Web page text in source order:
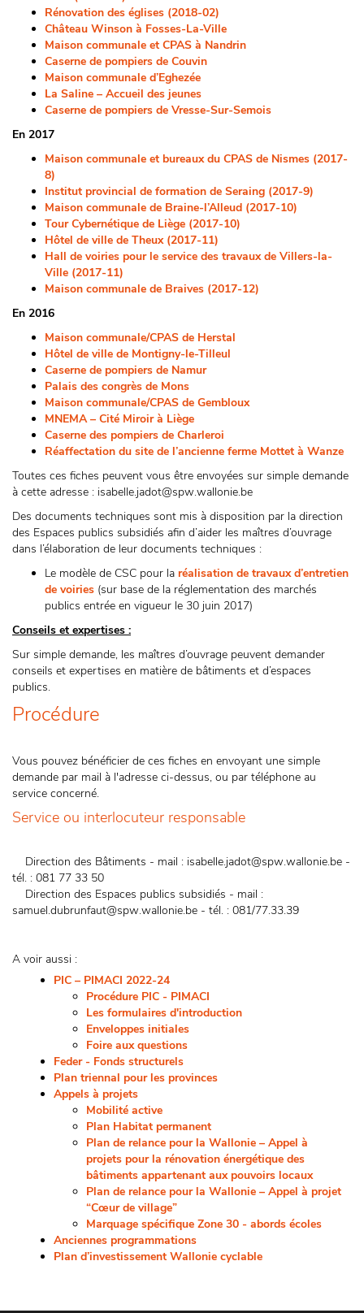
Rénovation des églises (2018-02)
Château Winson à Fosses-La-Ville
Maison communale et CPAS à Nandrin
Caserne de pompiers de Couvin
Maison communale d’Eghezée
La Saline – Accueil des jeunes
Caserne de pompiers de Vresse-Sur-Semois
En 2017
Maison communale et bureaux du CPAS de Nismes (2017-
8)
Institut provincial de formation de Seraing (2017-9)
Maison communale de Braine-l’Alleud (2017-10)
Tour Cybernétique de Liège (2017-10)
Hôtel de ville de Theux (2017-11)
Hall de voiries pour le service des travaux de Villers-la-
Ville (2017-11)
Maison communale de Braives (2017-12)
En 2016
Maison communale/CPAS de Herstal
Hôtel de ville de Montigny-le-Tilleul
Caserne de pompiers de Namur
Palais des congrès de Mons
Maison communale/CPAS de Gembloux
MNEMA – Cité Miroir à Liège
Caserne des pompiers de Charleroi
Réaffectation du site de l’ancienne ferme Mottet à Wanze
Toutes ces fiches peuvent vous être envoyées sur simple demande
à cette adresse : isabelle.jadot@spw.wallonie.be
Des documents techniques sont mis à disposition par la direction
des Espaces publics subsidiés afin d’aider les maîtres d’ouvrage
dans l’élaboration de leur documents techniques :
Le modèle de CSC pour la réalisation de travaux d’entretien
de voiries (sur base de la réglementation des marchés
publics entrée en vigueur le 30 juin 2017)
Conseils et expertises :
Sur simple demande, les maîtres d’ouvrage peuvent demander
conseils et expertises en matière de bâtiments et d’espaces
publics.
Procédure
Vous pouvez bénéficier de ces fiches en envoyant une simple
demande par mail à l'adresse ci-dessus, ou par téléphone au
service concerné.
Service ou interlocuteur responsable
Direction des Bâtiments - mail : isabelle.jadot@spw.wallonie.be -
tél. : 081 77 33 50
Direction des Espaces publics subsidiés - mail :
samuel.dubrunfaut@spw.wallonie.be - tél. : 081/77.33.39
A voir aussi :
PIC – PIMACI 2022-24
Procédure PIC - PIMACI
Les formulaires d'introduction
Enveloppes initiales
Foire aux questions
Feder - Fonds structurels
Plan triennal pour les provinces
Appels à projets
Mobilité active
Plan Habitat permanent
Plan de relance pour la Wallonie – Appel à
projets pour la rénovation énergétique des
bâtiments appartenant aux pouvoirs locaux
Plan de relance pour la Wallonie – Appel à projet
“Cœur de village”
Marquage spécifique Zone 30 - abords écoles
Anciennes programmations
Plan d’investissement Wallonie cyclable